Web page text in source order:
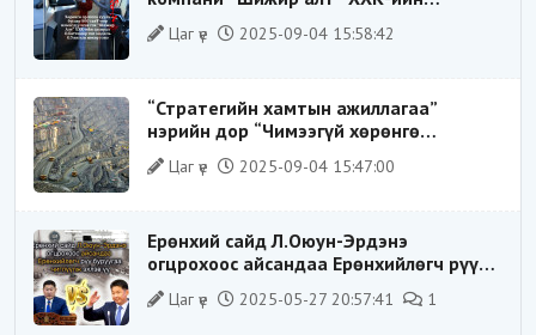
Гүйцэтгэх захирлаар ажиллаж байсан
О.Баттөмөрт холбогдох хэрэг хаашаа
Цаг үе 2025-09-04 15:58:42
“Стратегийн хамтын ажиллагаа”
нэрийн дор “Чимээгүй хөрөнгө
хуримтлал”
Цаг үе 2025-09-04 15:47:00
Ерөнхий сайд Л.Оюун-Эрдэнэ
огцрохоос айсандаа Ерөнхийлөгч рүү
буруугаа чиглүүлж эхлэв үү
Цаг үе 2025-05-27 20:57:41 1